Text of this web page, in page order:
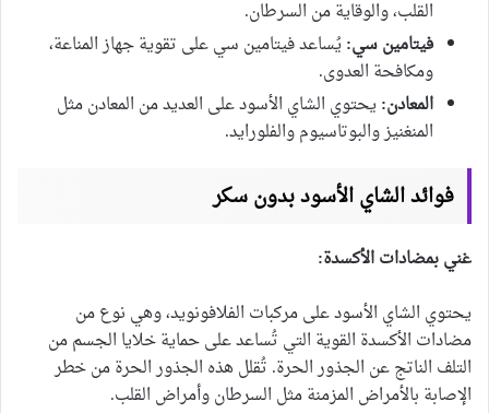
القلب، والوقاية من السرطان.
فيتامين سي:يُساعد فيتامين سي على تقوية جهاز المناعة،
ومكافحة العدوى.
المعادن:يحتوي الشاي الأسود على العديد من المعادن مثل
المنغنيز والبوتاسيوم والفلورايد.
فوائد الشاي الأسود بدون سكر
غني بمضادات الأكسدة:
يحتوي الشاي الأسود على مركبات الفلافونويد، وهي نوع من
مضادات الأكسدة القوية التي تُساعد على حماية خلايا الجسم من
التلف الناتج عن الجذور الحرة. تُقلل هذه الجذور الحرة من خطر
الإصابة بالأمراض المزمنة مثل السرطان وأمراض القلب.